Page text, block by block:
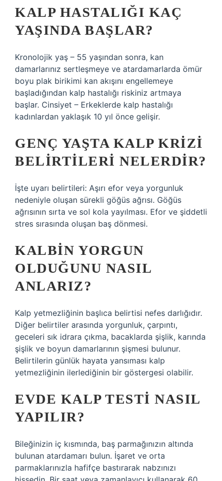
KALP HASTALIĞI KAÇ
YAŞINDA BAŞLAR?
Kronolojik yaş – 55 yaşından sonra, kan
damarlarınız sertleşmeye ve atardamarlarda ömür
boyu plak birikimi kan akışını engellemeye
başladığından kalp hastalığı riskiniz artmaya
başlar. Cinsiyet – Erkeklerde kalp hastalığı
kadınlardan yaklaşık 10 yıl önce gelişir.
GENÇ YAŞTA KALP KRIZI
BELIRTILERI NELERDIR?
İşte uyarı belirtileri: Aşırı efor veya yorgunluk
nedeniyle oluşan sürekli göğüs ağrısı. Göğüs
ağrısının sırta ve sol kola yayılması. Efor ve şiddetli
stres sırasında oluşan baş dönmesi.
KALBIN YORGUN
OLDUĞUNU NASIL
ANLARIZ?
Kalp yetmezliğinin başlıca belirtisi nefes darlığıdır.
Diğer belirtiler arasında yorgunluk, çarpıntı,
geceleri sık idrara çıkma, bacaklarda şişlik, karında
şişlik ve boyun damarlarının şişmesi bulunur.
Belirtilerin günlük hayata yansıması kalp
yetmezliğinin ilerlediğinin bir göstergesi olabilir.
EVDE KALP TESTI NASIL
YAPILIR?
Bileğinizin iç kısmında, baş parmağınızın altında
bulunan atardamarı bulun. İşaret ve orta
parmaklarınızla hafifçe bastırarak nabzınızı